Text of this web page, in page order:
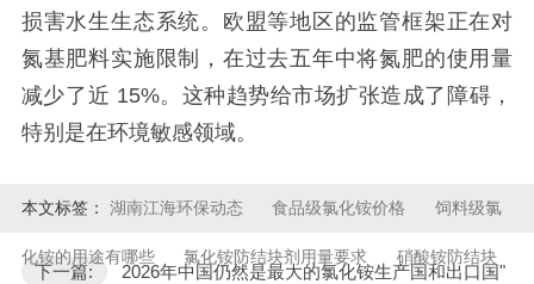
损害水生生态系统。欧盟等地区的监管框架正在对
氮基肥料实施限制，在过去五年中将氮肥的使用量
减少了近 15%。这种趋势给市场扩张造成了障碍，
特别是在环境敏感领域。
本文标签： 湖南江海环保动态 食品级氯化铵价格 饲料级氯
化铵的用途有哪些 氯化铵防结块剂用量要求 硝酸铵防结块
下一篇: 2026年中国仍然是最大的氯化铵生产国和出口国"